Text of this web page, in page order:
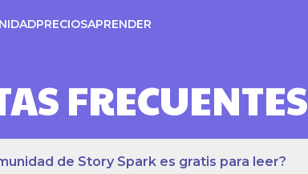
PRECIOSAPRENDER
FRECUENTES
de Story Spark es gratis para leer?